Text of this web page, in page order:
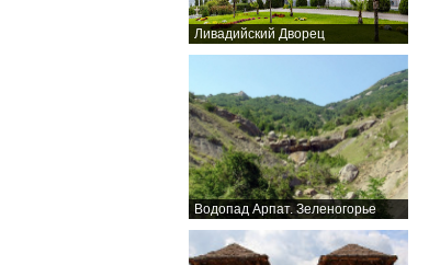
Ливадийский Дворец
Водопад Арпат. Зеленогорье